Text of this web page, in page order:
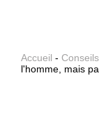
Accueil -
l'homme, mais